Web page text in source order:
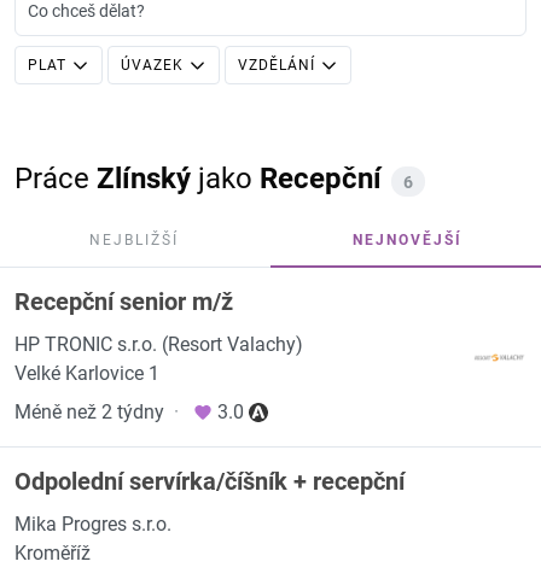
Co chceš dělat?
PLAT ÚVAZEK VZDĚLÁNÍ
Práce Zlínský jako Recepční 6
NEJBLIŽŠÍ NEJNOVĚJŠÍ
Recepční senior m/ž
HP TRONIC s.r.o. (Resort Valachy)
Velké Karlovice 1
Méně než 2 týdny · 3.0
Odpolední servírka/číšník + recepční
Mika Progres s.r.o.
Kroměříž